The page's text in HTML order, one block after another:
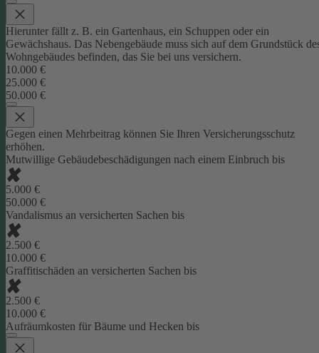
Hierunter fällt z. B. ein Gartenhaus, ein Schuppen oder ein
Gewächshaus. Das Nebengebäude muss sich auf dem Grundstück
Wohngebäudes befinden, das Sie bei uns versichern.
10.000 €
25.000 €
50.000 €
Gegen einen Mehrbeitrag können Sie Ihren Versicherungsschutz
erhöhen.
Mutwillige Gebäudebeschädigungen nach einem Einbruch bis
5.000 €
50.000 €
Vandalismus an versicherten Sachen bis
2.500 €
10.000 €
Graffitischäden an versicherten Sachen bis
2.500 €
10.000 €
Aufräumkosten für Bäume und Hecken bis